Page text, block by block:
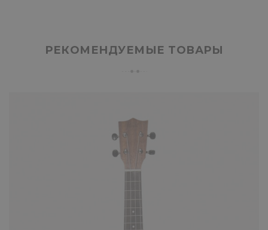
РЕКОМЕНДУЕМЫЕ ТОВАРЫ